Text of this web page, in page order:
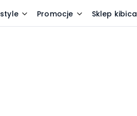
Promocje Sklep kibica